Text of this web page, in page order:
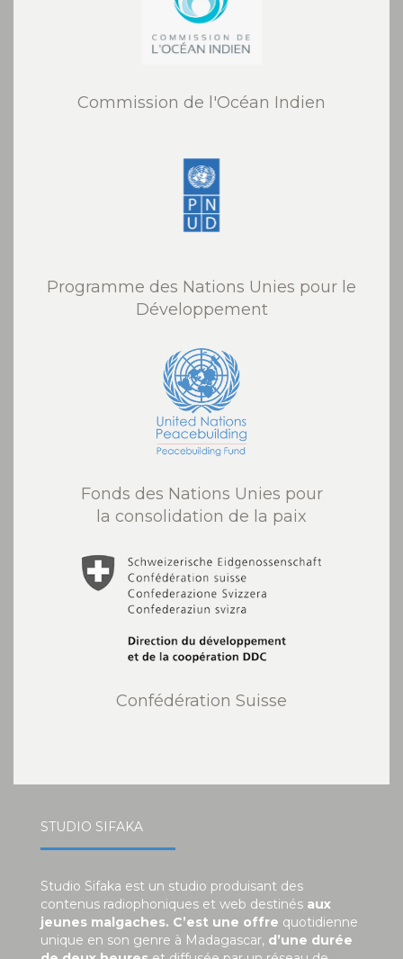
Commission de l'Océan Indien
Programme des Nations Unies pour le
Développement
Fonds des Nations Unies pour
la consolidation de la paix
Confédération Suisse
STUDIO SIFAKA
Studio Sifaka est un studio produisant des
contenus radiophoniques et web destinés aux
jeunes malgaches. C’est une offre quotidienne
unique en son genre à Madagascar, d’une durée